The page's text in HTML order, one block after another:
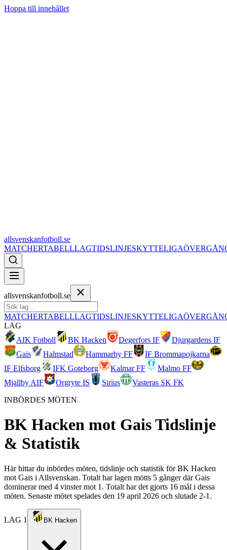
Hoppa till innehållet
allsvenskanfotboll.se
MATCHERTABELLLAGTIDSLINJESKYTTELIGA
allsvenskanfotboll.se
MATCHERTABELLLAGTIDSLINJESKYTTELIGA
LAG
AIK Fotboll
BK Hacken Degerfors IF
Djurgardens IF
Gais
Halmstad Hammarby FF
IF Brommapojkarna
IF Elfsborg
IFK Goteborg Kalmar FF
Malmo FF
Mjallby AIF
Orgryte IS Sirius
Vasteras SK FK
INBÖRDES MÖTEN
BK Hacken mot GaisTidslinje
& Statistik
Här hittar du inbördes möten, tidslinje och statistik för BK Hacken
mot Gais i Allsvenskan. Totalt har lagen mötts 5 gånger där Gais
dominerar med 4 vinster mot 1. Totalt har det gjorts 16 mål i dessa
möten. Senaste mötet spelades den 19 april 2026 och slutade 2-1.
LAG 1 BK Hacken